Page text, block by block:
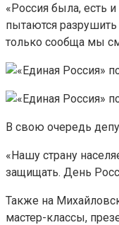
«Россия была, есть
пытаются
только сообща мы
В свою очередь
«Нашу страну
защищать. День
Также на
мастер-классы,